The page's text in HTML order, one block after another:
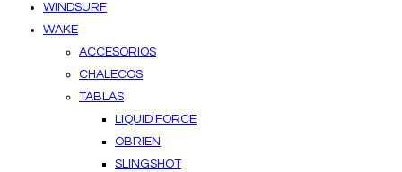
WINDSURF
WAKE
ACCESORIOS
CHALECOS
TABLAS
LIQUID FORCE
OBRIEN
SLINGSHOT